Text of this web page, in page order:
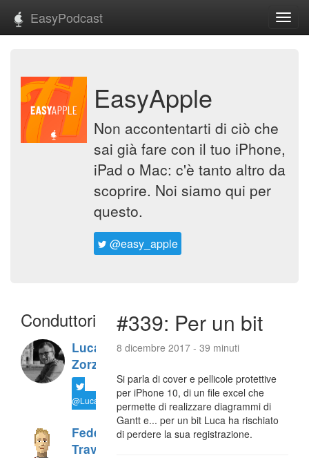
EasyPodcast
EasyApple
Non accontentarti di ciò che
sai già fare con il tuo iPhone,
iPad o Mac: c'è tanto altro da
scoprire. Noi siamo qui per
questo.
@easy_apple
Conduttori
Luca
Zorzi
@LucaTNT
Federico
Travaini
#339: Per un bit
8 dicembre 2017 - 39 minuti
Si parla di cover e pellicole protettive
per iPhone 10, di un file excel che
permette di realizzare diagrammi di
Gantt e... per un bit Luca ha rischiato
di perdere la sua registrazione.